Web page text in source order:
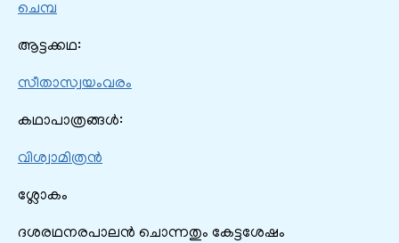
ചെമ്പ
ആട്ടക്കഥ:
സീതാസ്വയംവരം
കഥാപാത്രങ്ങൾ:
വിശ്വാമിത്രൻ
ശ്ലോകം
ദശരഥനരപാലന്‍ ചൊന്നതും കേട്ടശേഷം